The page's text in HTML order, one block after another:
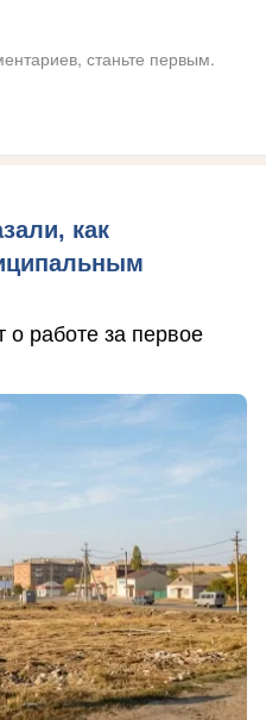
станьте первым.
как
о работе за первое